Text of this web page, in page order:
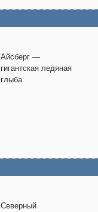
Айсберг —
гигантская ледяная
глыба.
Северный